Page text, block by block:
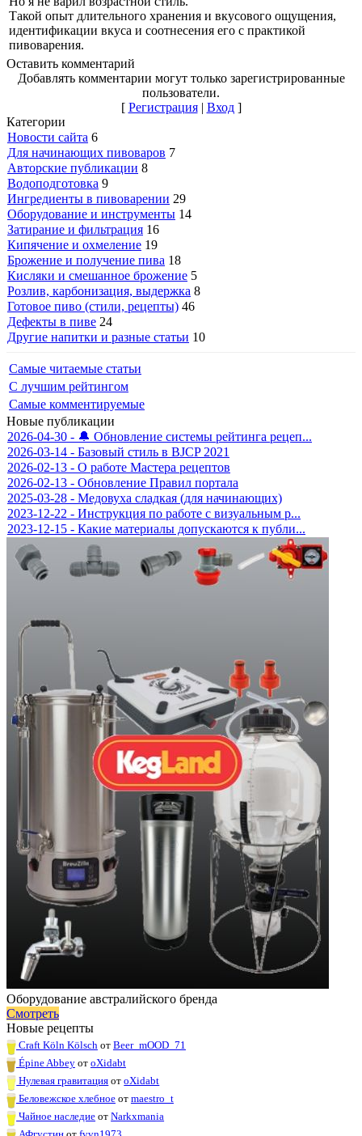
Такой опыт длительного хранения и вкусового ощущения,
идентификации вкуса и соотнесения его с практикой
пивоварения.
Оставить комментарий
Добавлять комментарии могут только зарегистрированные
пользователи.
[ Регистрация| Вход]
Категории
Новости сайта 6
Для начинающих пивоваров 7
Авторские публикации 8
Водоподготовка 9
Ингредиенты в пивоварении 29
Оборудование и инструменты 14
Затирание и фильтрация 16
Кипячение и охмеление 19
Брожение и получение пива 18
Кисляки и смешанное брожение 5
Розлив, карбонизация, выдержка 8
Готовое пиво (стили, рецепты) 46
Дефекты в пиве 24
Другие напитки и разные статьи 10
Самые читаемые статьи
С лучшим рейтингом
Самые комментируемые
Новые публикации
2026-04-30 - 🔔 Обновление системы рейтинга рецеп...
2026-03-14 - Базовый стиль в BJCP 2021
2026-02-13 - О работе Мастера рецептов
2026-02-13 - Обновление Правил портала
2025-03-28 - Медовуха сладкая (для начинающих)
2023-12-22 - Инструкция по работе с визуальным р...
2023-12-15 - Какие материалы допускаются к публи...
Оборудование австралийского бренда
Смотреть
Новые рецепты
Craft Köln Kölsch от Beer_mOOD_71
Épine Abbeyот oXidabt
Нулевая гравитация отoXidabt
Беловежское хлебноеот maestro_t
Чайное наследие отNarkxmania